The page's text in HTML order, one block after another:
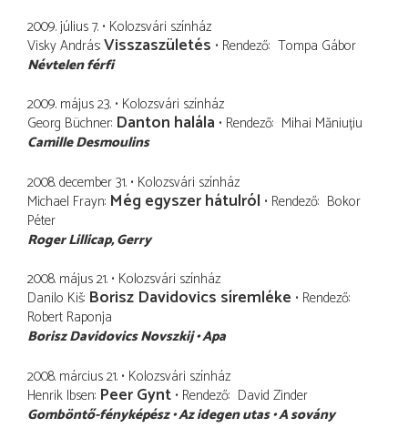
2009. július 7. Kolozsvári színház
Visky András Visszaszületés Rendező Tompa Gábor
Névtelen férfi
2009. május 23. Kolozsvári színház
Georg Büchner Danton halála Rendező Mihai Măniuțiu
Camille Desmoulins
2008. december 31. Kolozsvári színház
Michael Frayn Még egyszer hátulról Rendező Bokor
Péter
Roger Lillicap Gerry
2008. május 21. Kolozsvári színház
Danilo Kiš Borisz Davidovics síremléke Rendező
Robert Raponja
Borisz Davidovics Novszkij Apa
2008. március 21. Kolozsvári színház
Henrik Ibsen Peer Gynt Rendező David Zinder
Gomböntő-fényképész Az idegen utas A sovány